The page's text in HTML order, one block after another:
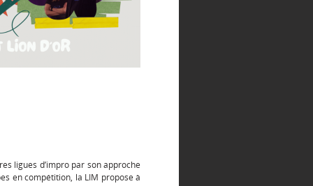
ligues d’impro par son approche
en compétition, la LIM propose à